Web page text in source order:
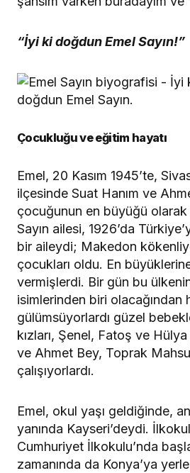
“İyi ki doğdun Emel Sayın!”
Çocukluğu ve eğitim hayatı
Emel, 20 Kasım 1945’te,
ilçesinde Suat Hanım ve
çocuğunun en büyüğü
Sayın ailesi, 1926’da
bir aileydi; Makedon
çocukları oldu. En büyüklerine
vermişlerdi. Bir gün bu
isimlerinden biri olacağından
gülümsüyorlardı güzel
kızları, Şenel, Fatoş ve
ve Ahmet Bey, Toprak
çalışıyorlardı.
Emel, okul yaşı geldiğinde,
yanında Kayseri’deydi.
Cumhuriyet İlkokulu’nda
zamanında da Konya’ya